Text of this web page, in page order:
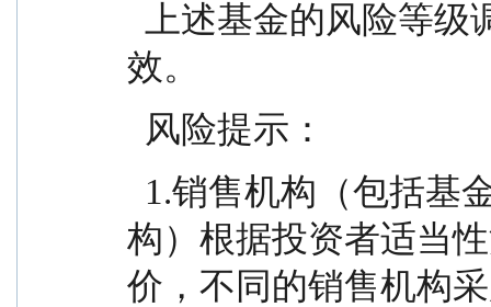
效。
  风险提示：
构）根据投资者适当
价，不同的销售机构